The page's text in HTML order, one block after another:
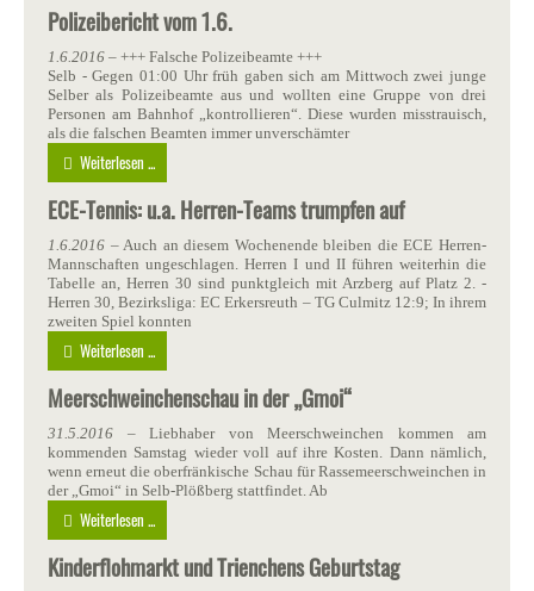
Polizeibericht vom 1.6.
1.6.2016 – +++ Falsche Polizeibeamte +++
Selb - Gegen 01:00 Uhr früh gaben sich am Mittwoch zwei junge
Selber als Polizeibeamte aus und wollten eine Gruppe von drei
Personen am Bahnhof „kontrollieren“. Diese wurden misstrauisch,
als die falschen Beamten immer unverschämter
Weiterlesen ...
ECE-Tennis: u.a. Herren-Teams trumpfen auf
1.6.2016 – Auch an diesem Wochenende bleiben die ECE Herren-
Mannschaften ungeschlagen. Herren I und II führen weiterhin die
Tabelle an, Herren 30 sind punktgleich mit Arzberg auf Platz 2. -
Herren 30, Bezirksliga: EC Erkersreuth – TG Culmitz 12:9; In ihrem
zweiten Spiel konnten
Weiterlesen ...
Meerschweinchenschau in der „Gmoi“
31.5.2016 – Liebhaber von Meerschweinchen kommen am
kommenden Samstag wieder voll auf ihre Kosten. Dann nämlich,
wenn erneut die oberfränkische Schau für Rassemeerschweinchen in
der „Gmoi“ in Selb-Plößberg stattfindet. Ab
Weiterlesen ...
Kinderflohmarkt und Trienchens Geburtstag